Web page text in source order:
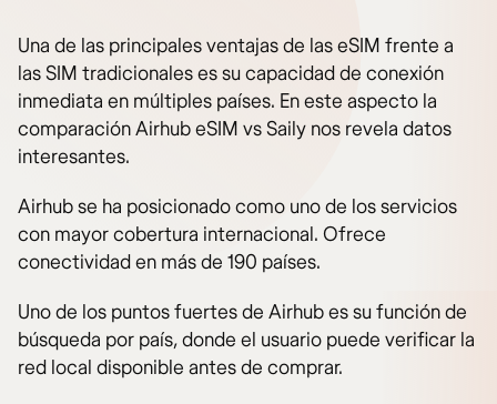
Una de las principales ventajas de las eSIM frente a
las SIM tradicionales es su capacidad de conexión
inmediata en múltiples países. En este aspecto la
comparación Airhub eSIM vs Saily nos revela datos
interesantes.
Airhub se ha posicionado como uno de los servicios
con mayor cobertura internacional. Ofrece
conectividad en más de 190 países.
Uno de los puntos fuertes de Airhub es su función de
búsqueda por país, donde el usuario puede verificar la
red local disponible antes de comprar.